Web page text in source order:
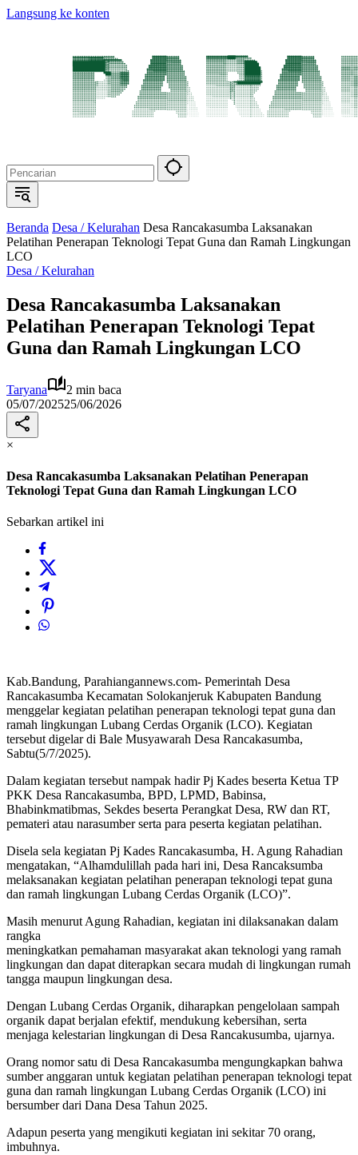
Langsung ke konten
Beranda Desa / Kelurahan Desa Rancakasumba Laksanakan
Pelatihan Penerapan Teknologi Tepat Guna dan Ramah Lingkungan
LCO
Desa / Kelurahan
Desa Rancakasumba Laksanakan
Pelatihan Penerapan Teknologi Tepat
Guna dan Ramah Lingkungan LCO
Taryana
2 min baca
05/07/202525/06/2026
×
Desa Rancakasumba Laksanakan Pelatihan Penerapan
Teknologi Tepat Guna dan Ramah Lingkungan LCO
Sebarkan artikel ini
Kab.Bandung, Parahiangannews.com- Pemerintah Desa
Rancakasumba Kecamatan Solokanjeruk Kabupaten Bandung
menggelar kegiatan pelatihan penerapan teknologi tepat guna dan
ramah lingkungan Lubang Cerdas Organik (LCO). Kegiatan
tersebut digelar di Bale Musyawarah Desa Rancakasumba,
Sabtu(5/7/2025).
Dalam kegiatan tersebut nampak hadir Pj Kades beserta Ketua TP
PKK Desa Rancakasumba, BPD, LPMD, Babinsa,
Bhabinkmatibmas, Sekdes beserta Perangkat Desa, RW dan RT,
pemateri atau narasumber serta para peserta kegiatan pelatihan.
Disela sela kegiatan Pj Kades Rancakasumba, H. Agung Rahadian
mengatakan, “Alhamdulillah pada hari ini, Desa Rancaksumba
melaksanakan kegiatan pelatihan penerapan teknologi tepat guna
dan ramah lingkungan Lubang Cerdas Organik (LCO)”.
Masih menurut Agung Rahadian, kegiatan ini dilaksanakan dalam
rangka
meningkatkan pemahaman masyarakat akan teknologi yang ramah
lingkungan dan dapat diterapkan secara mudah di lingkungan rumah
tangga maupun lingkungan desa.
Dengan Lubang Cerdas Organik, diharapkan pengelolaan sampah
organik dapat berjalan efektif, mendukung kebersihan, serta
menjaga kelestarian lingkungan di Desa Rancakusumba, ujarnya.
Orang nomor satu di Desa Rancakasumba mengungkapkan bahwa
sumber anggaran untuk kegiatan pelatihan penerapan teknologi tepat
guna dan ramah lingkungan Lubang Cerdas Organik (LCO) ini
bersumber dari Dana Desa Tahun 2025.
Adapun peserta yang mengikuti kegiatan ini sekitar 70 orang,
imbuhnya.